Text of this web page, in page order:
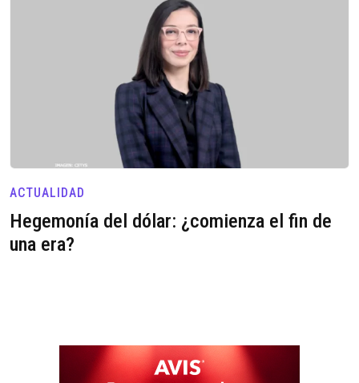
ACTUALIDAD
Hegemonía del dólar: ¿comienza el fin de
una era?